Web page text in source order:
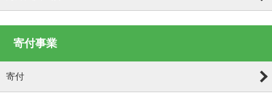
寄付事業
寄付